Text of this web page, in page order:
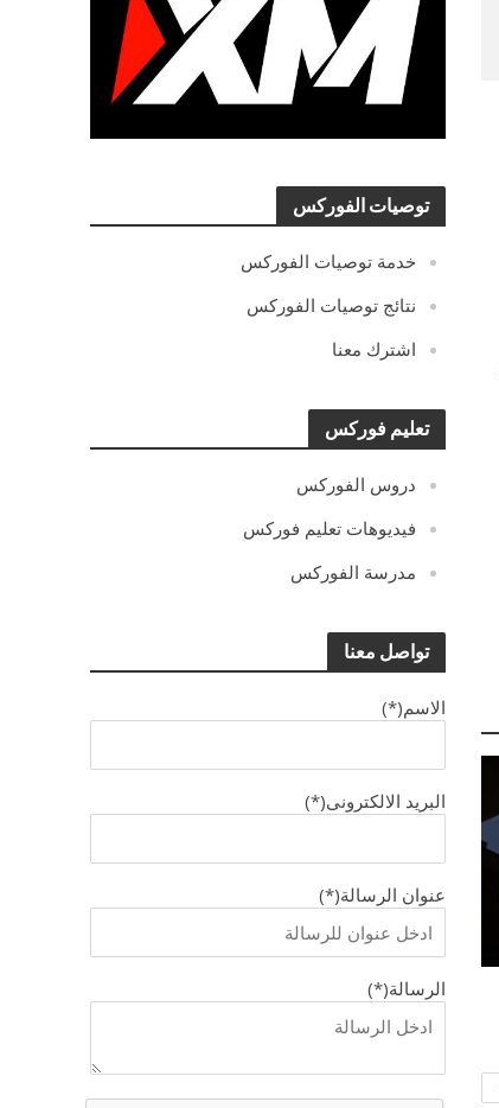
توصيات الفوركس
خدمة توصيات الفوركس
نتائج توصيات الفوركس
اشترك معنا
تعليم فوركس
دروس الفوركس
فيديوهات تعليم فوركس
مدرسة الفوركس
تواصل معنا
الاسم(*)
البريد الالكترونى(*)
عنوان الرسالة(*)
الرسالة(*)